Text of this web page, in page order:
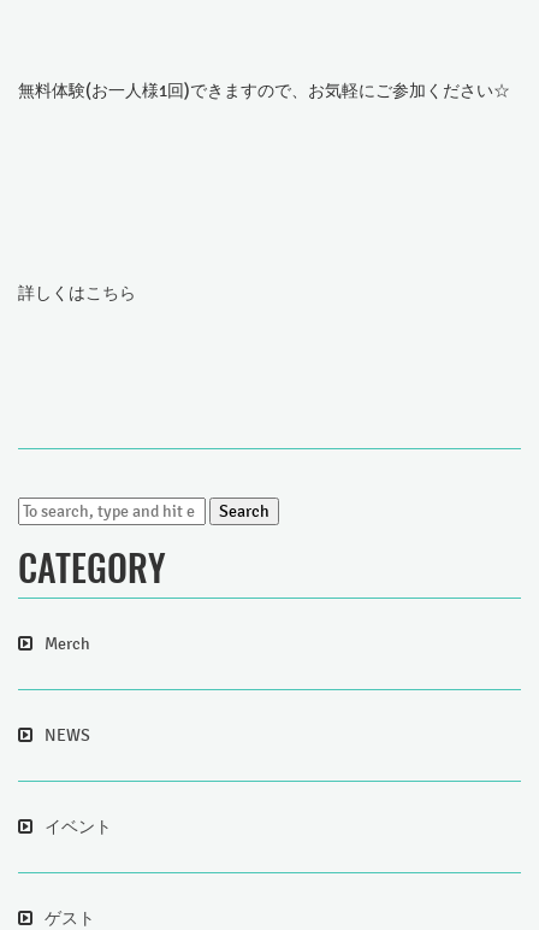
無料体験(お一人様1回)できますので、お気軽にご参加ください☆
詳しくはこちら
Search
CATEGORY
Merch
NEWS
イベント
ゲスト